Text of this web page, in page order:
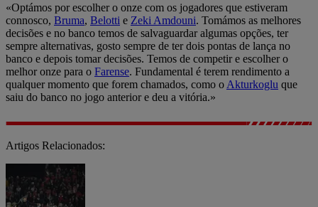
«Optámos por escolher o onze com os jogadores que estiveram
connosco, Bruma, Belotti e Zeki Amdouni. Tomámos as melhores
decisões e no banco temos de salvaguardar algumas opções, ter
sempre alternativas, gosto sempre de ter dois pontas de lança no
banco e depois tomar decisões. Temos de competir e escolher o
melhor onze para o Farense. Fundamental é terem rendimento a
qualquer momento que forem chamados, como o Akturkoglu que
saiu do banco no jogo anterior e deu a vitória.»
Artigos Relacionados: